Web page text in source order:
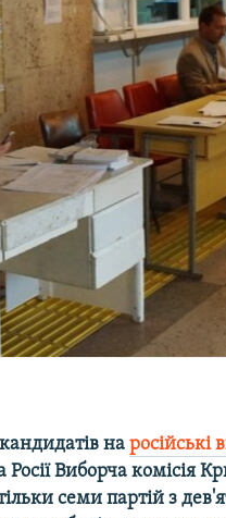
наросійські
Виборча комісія
семи партій з